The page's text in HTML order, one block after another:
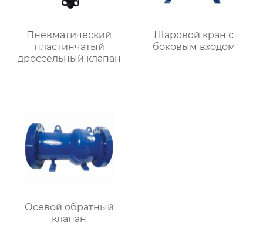
Пневматический
пластинчатый
дроссельный клапан
Шаровой кран с
боковым входом
Осевой обратный
клапан